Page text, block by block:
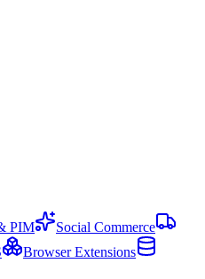
PIM
Social Commerce
Browser Extensions